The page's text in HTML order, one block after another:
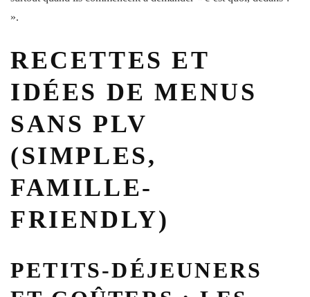
».
RECETTES ET
IDÉES DE MENUS
SANS PLV
(SIMPLES,
FAMILLE-
FRIENDLY)
PETITS-DÉJEUNERS